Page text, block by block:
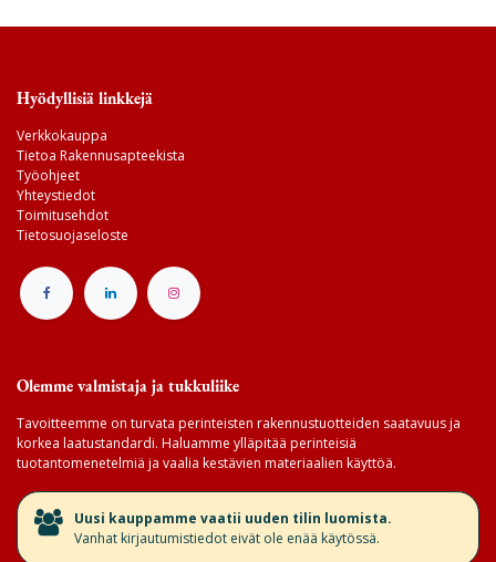
Hyödyllisiä linkkejä
Verkkokauppa
Tietoa Rakennusapteekista
Työohjeet
Yhteystiedot
Toimitusehdot
Tietosuojaseloste
Olemme valmistaja ja tukkuliike
Tavoitteemme on turvata perinteisten rakennustuotteiden saatavuus ja
korkea laatustandardi. Haluamme ylläpitää perinteisiä
tuotantomenetelmiä ja vaalia kestävien materiaalien käyttöä.
​Uusi kauppamme vaatii uuden tilin luomista.
Vanhat kirjautumistiedot eivät ole enää käytössä.